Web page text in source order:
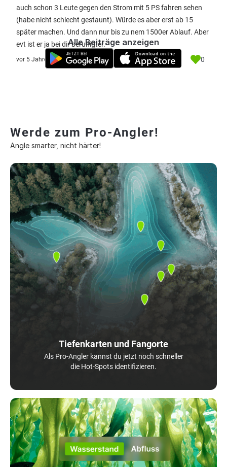
auch schon 3 Leute gegen den Strom mit 5 PS fahren sehen
(habe nicht schlecht gestaunt). Würde es aber erst ab 15
später machen. Und dann nur bis zu nem 1500er Ablauf. Aber
evt ist er ja bei dir beruhigter.
vor 5 Jahre 0
Alle Beiträge anzeigen
Werde zum Pro-Angler!
Angle smarter, nicht härter!
Tiefenkarten und Fangorte
Als Pro-Angler kannst du jetzt noch schneller
die Hot-Spots identifizieren.